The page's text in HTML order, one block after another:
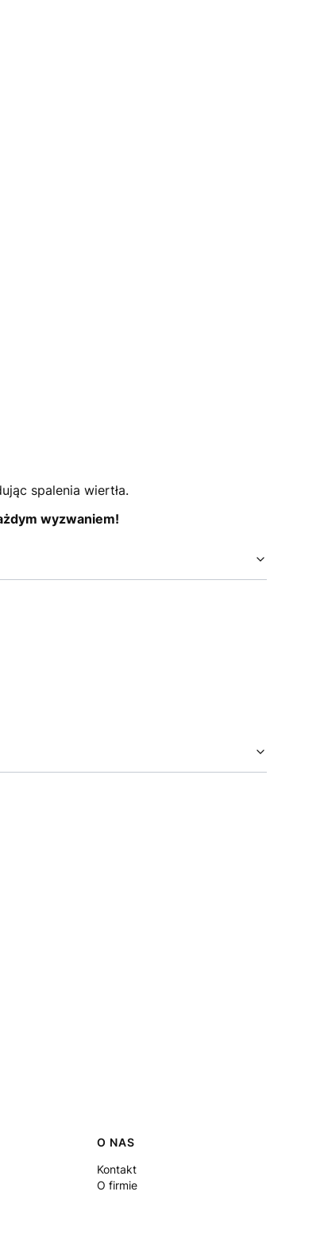
spalenia wiertła.
wyzwaniem!
O NAS
Kontakt
O firmie